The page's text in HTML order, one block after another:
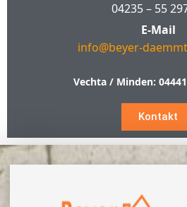
04235 – 55
E-Mail
info@beyer-
Vechta / Minden:
Kontakt